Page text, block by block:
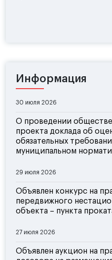
Информация
30 июля 2026
О проведении
проекта доклада об
обязательных
муниципальном
29 июля 2026
Объявлен конкурс на
передвижного
объекта – пункта
27 июля 2026
Объявлен аукцион на